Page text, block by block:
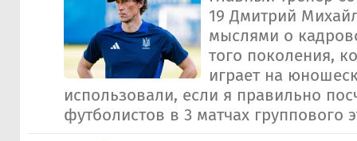
19 Дмитрий
мыслями о
того поколения,
играет на
использовали, если я правильно
футболистов в 3 матчах группового